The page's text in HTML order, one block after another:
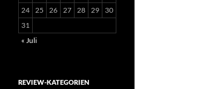
24 25 26 27 28 29
30
31
« Juli
REVIEW-KATEGORIEN